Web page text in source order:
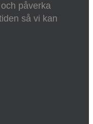
påverka
så vi kan